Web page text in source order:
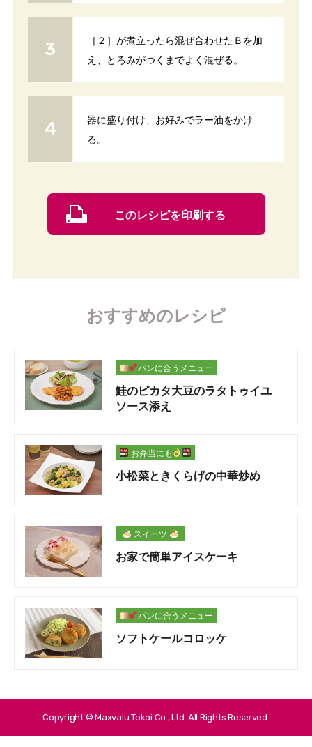
［２］が煮立ったら混ぜ合わせたＢを加
え、とろみがつくまでよく混ぜる。
器に盛り付け、お好みでラー油をかけ
る。
このレシピを印刷する
おすすめのレシピ
パンに合うメニュー
鮭のピカタ大豆のラタトゥイユ
ソース添え
お弁当にも
小松菜ときくらげの中華炒め
スイーツ
お家で簡単アイスケーキ
パンに合うメニュー
ソフトケールコロッケ
Copyright © Maxvalu Tokai Co., Ltd. All Rights Reserved.